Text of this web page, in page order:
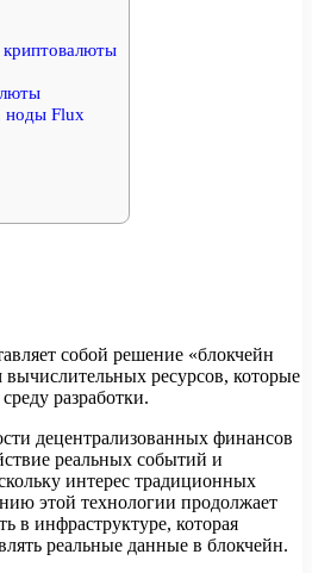
ноды Flux
собой решение «блокчейн
ресурсов, которые
разработки.
децентрализованных финансов
реальных событий и
интерес традиционных
этой технологии продолжает
в инфраструктуре, которая
реальные данные в блокчейн.